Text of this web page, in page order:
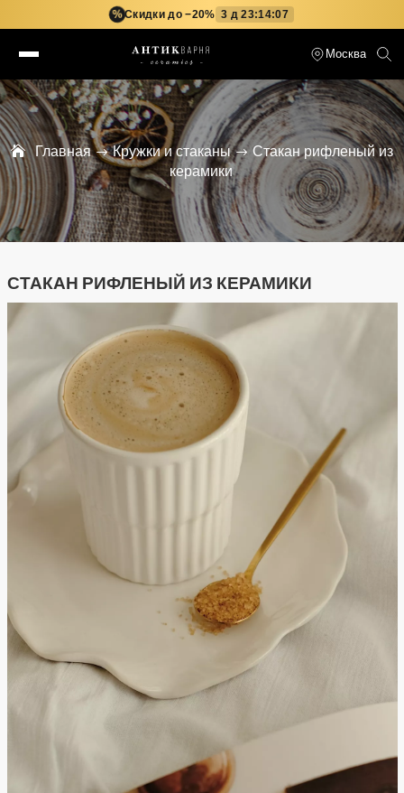
% Скидки до −20% 3 д 23:14:06
Москва
Главная Кружки и стаканы
Стакан рифленый из
керамики
СТАКАН РИФЛЕНЫЙ ИЗ КЕРАМИКИ